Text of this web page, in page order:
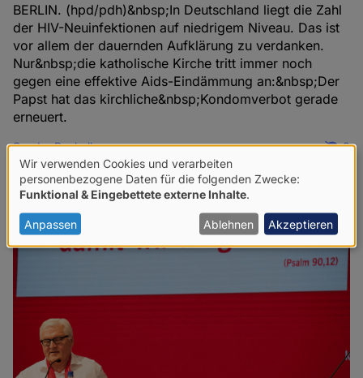
BERLIN. (hpd/pdh)&nbsp;In Deutschland liegt die Zahl
der HIV-Neuinfektionen auf niedrigem Niveau. Das ist
vor allem der dauernden Aufklärung zu verdanken.
Nur&nbsp;die katholische Kirche tritt immer noch
gegen eine effektive Aids-Eindämmung an:&nbsp;Der
Papst hat das kirchliche&nbsp;Kondomverbot gerade
erneuert.
Sandra Pacholke
02.12.2015
8
Verwendung
von
personenbezogenen
Daten
Cookies
Wir verwenden Cookies und verarbeiten
personenbezogene Daten für die folgenden Zwecke:
Funktional & Eingebettete externe Inhalte.
Anpassen Ablehnen Akzeptieren